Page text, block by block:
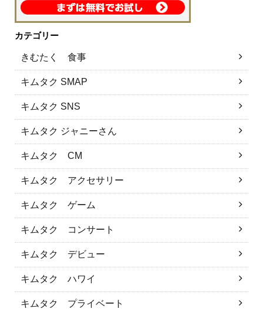
カテゴリー
きむたく 食事
キムタク SMAP
キムタク SNS
キムタク ジャニーさん
キムタク CM
キムタク アクセサリー
キムタク ゲーム
キムタク コンサート
キムタク デビュー
キムタク ハワイ
キムタク プライベート